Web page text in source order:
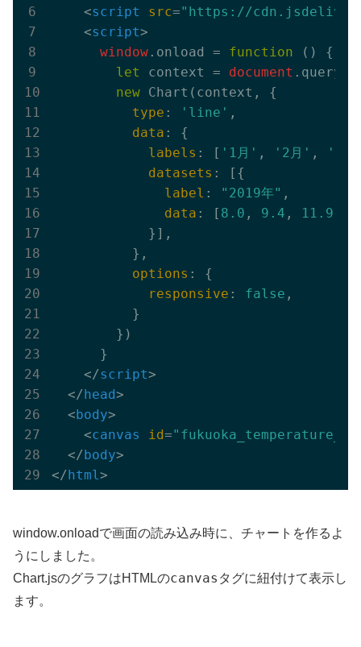
<script src="https://
<script>
window .onload = function ( ) {
let
context = document
new Chart(context, {
type : 'line' ,
data : {
labels : [ '1月' , '2月' ,
'3
datasets : [{
label : "2019年" ,
data : [ 8.0 , 9.4 , 11.9
            }],
          },
options : {
responsive : false ,
          }
        })
      }
</script>
</head>
<body>
<canvas id=
</body>
</html>
window.onloadで画面の読み込み時に、チャートを作るよ
うにしました。
Chart.jsのグラフはHTMLのcanvas タグに紐付けて表示し
ます。